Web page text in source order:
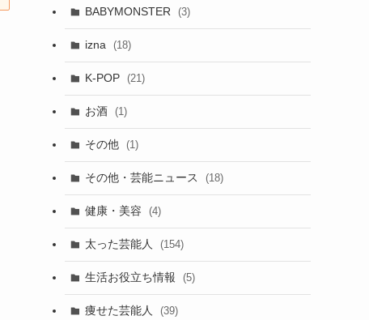
BABYMONSTER (3)
izna (18)
K-POP (21)
お酒 (1)
その他 (1)
その他・芸能ニュース (18)
健康・美容 (4)
太った芸能人 (154)
生活お役立ち情報 (5)
痩せた芸能人 (39)